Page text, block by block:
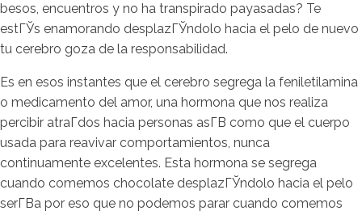
besos, encuentros y no ha transpirado payasadas? Te
estГЎs enamorando desplazГЎndolo hacia el pelo de nuevo
tu cerebro goza de la responsabilidad.
Es en esos instantes que el cerebro segrega la feniletilamina
o medicamento del amor, una hormona que nos realiza
percibir atraГ­dos hacia personas asГ­В­ como que el cuerpo
usada para reavivar comportamientos, nunca
continuamente excelentes. Esta hormona se segrega
cuando comemos chocolate desplazГЎndolo hacia el pelo
serГ­В­a por eso que no podemos parar cuando comemos